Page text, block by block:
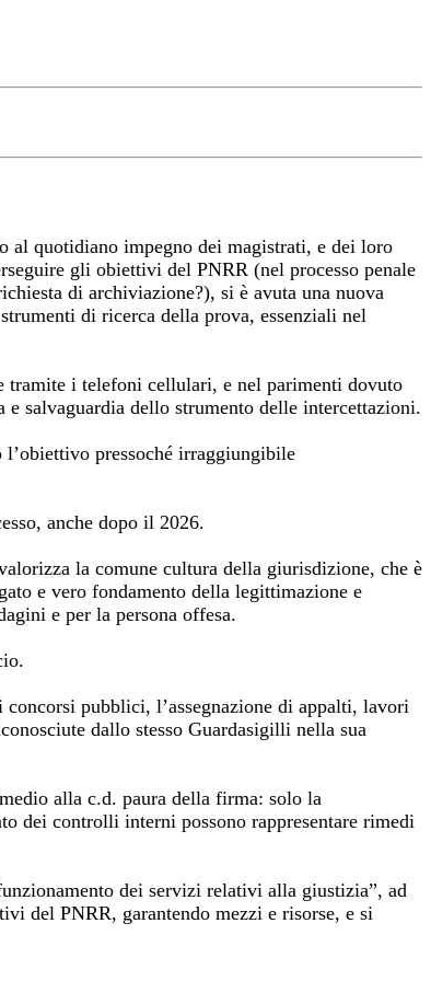
al quotidiano impegno dei magistrati, e dei loro
gli obiettivi del PNRR (nel processo penale
di archiviazione?), si è avuta una nuova
di ricerca della prova, essenziali nel
tramite i telefoni cellulari, e nel parimenti dovuto
salvaguardia dello strumento delle intercettazioni.
pressoché irraggiungibile
anche dopo il 2026.
la comune cultura della giurisdizione, che è
e vero fondamento della legittimazione e
e per la persona offesa.
pubblici, l’assegnazione di appalti, lavori
dallo stesso Guardasigilli nella sua
alla c.d. paura della firma: solo la
dei controlli interni possono rappresentare rimedi
dei servizi relativi alla giustizia”, ad
del PNRR, garantendo mezzi e risorse, e si